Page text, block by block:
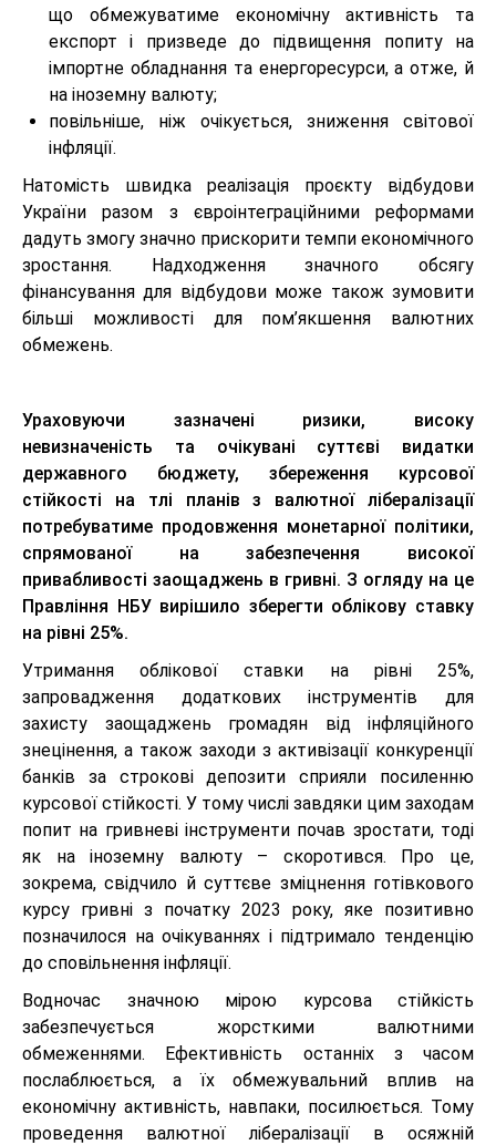
що обмежуватиме економічну активність та
експорт і призведе до підвищення попиту на
імпортне обладнання та енергоресурси, а отже, й
на іноземну валюту;
повільніше, ніж очікується, зниження світової
інфляції.
Натомість швидка реалізація проєкту відбудови
України разом з євроінтеграційними реформами
дадуть змогу значно прискорити темпи економічного
зростання. Надходження значного обсягу
фінансування для відбудови може також зумовити
більші можливості для пом’якшення валютних
обмежень.
Ураховуючи зазначені ризики, високу
невизначеність та очікувані суттєві видатки
державного бюджету, збереження курсової
стійкості на тлі планів з валютної лібералізації
потребуватиме продовження монетарної політики,
спрямованої на забезпечення високої
привабливості заощаджень в гривні. З огляду на це
Правління НБУ вирішило зберегти облікову ставку
на рівні 25%.
Утримання облікової ставки на рівні 25%,
запровадження додаткових інструментів для
захисту заощаджень громадян від інфляційного
знецінення, а також заходи з активізації конкуренції
банків за строкові депозити сприяли посиленню
курсової стійкості. У тому числі завдяки цим заходам
попит на гривневі інструменти почав зростати, тоді
як на іноземну валюту – скоротився. Про це,
зокрема, свідчило й суттєве зміцнення готівкового
курсу гривні з початку 2023 року, яке позитивно
позначилося на очікуваннях і підтримало тенденцію
до сповільнення інфляції.
Водночас значною мірою курсова стійкість
забезпечується жорсткими валютними
обмеженнями. Ефективність останніх з часом
послаблюється, а їх обмежувальний вплив на
економічну активність, навпаки, посилюється. Тому
проведення валютної лібералізації в осяжній